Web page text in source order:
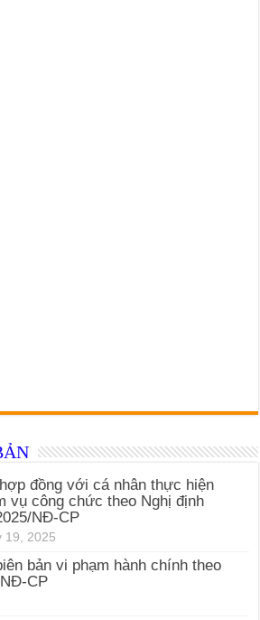
đồng với cá nhân thực hiện
vụ công chức theo Nghị định
NĐ-CP
19, 2025
bản vi phạm hành chính theo
CP